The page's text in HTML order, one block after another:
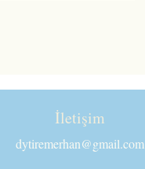
İletişim
dytiremerhan@gmail.com